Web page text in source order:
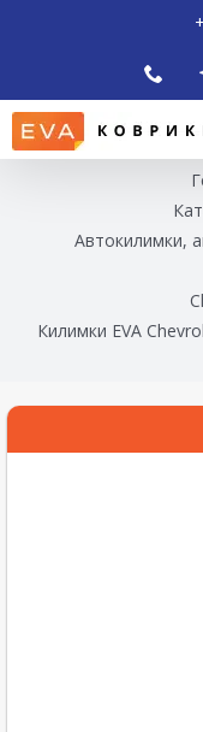
Автокилимки,
Килимки EVA